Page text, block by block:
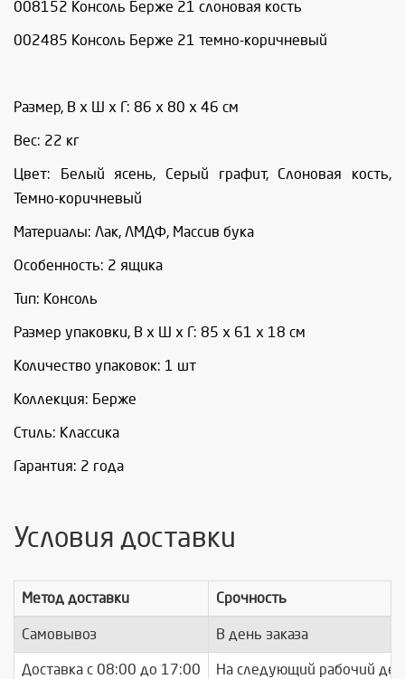
008152 Консоль Берже 21 слоновая кость
002485 Консоль Берже 21 темно-коричневый
Размер, В х Ш х Г: 86 х 80 х 46 см
Вес: 22 кг
Цвет: Белый ясень, Серый графит, Слоновая кость,
Темно-коричневый
Материалы: Лак, ЛМДФ, Массив бука
Особенность: 2 ящика
Тип: Консоль
Размер упаковки, В х Ш х Г: 85 х 61 х 18 см
Количество упаковок: 1 шт
Коллекция: Берже
Стиль: Классика
Гарантия: 2 года
Условия доставки
Метод доставки Срочность
Самовывоз В день заказа
Доставка c 08:00 до 17:00 На следующий рабочий